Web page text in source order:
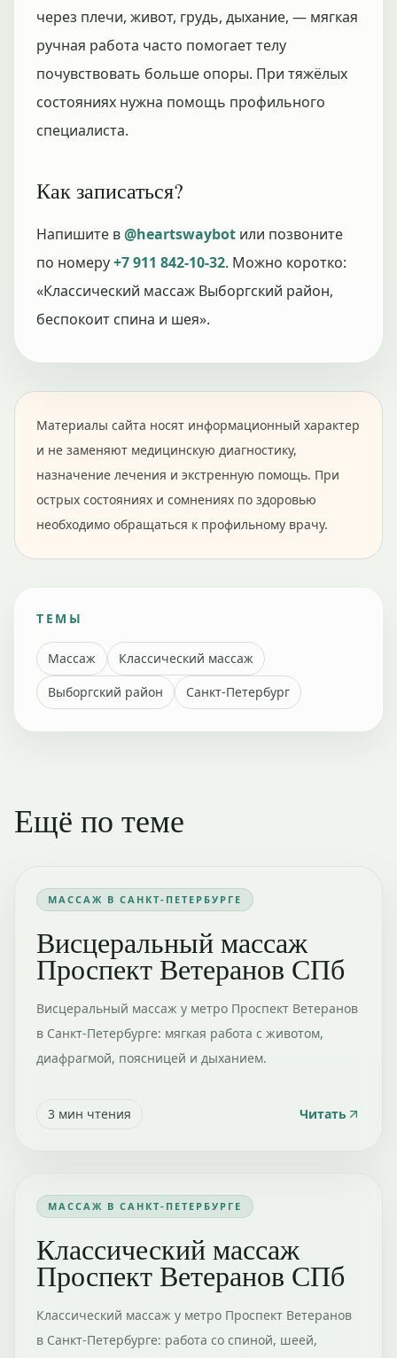
через плечи, живот, грудь, дыхание, — мягкая
ручная работа часто помогает телу
почувствовать больше опоры. При тяжёлых
состояниях нужна помощь профильного
специалиста.
Как записаться?
Напишите в@heartswaybot или позвоните
по номеру+7 911 842-10-32. Можно коротко:
«Классический массаж Выборгский район,
беспокоит спина и шея».
Материалы сайта носят информационный характер
и не заменяют медицинскую диагностику,
назначение лечения и экстренную помощь. При
острых состояниях и сомнениях по здоровью
необходимо обращаться к профильному врачу.
ТЕМЫ
Массаж
Классический массаж
Выборгский район
Санкт-Петербург
Ещё по теме
МАССАЖ В САНКТ-ПЕТЕРБУРГЕ
Висцеральный массаж
Проспект Ветеранов СПб
Висцеральный массаж у метро Проспект Ветеранов
в Санкт-Петербурге: мягкая работа с животом,
диафрагмой, поясницей и дыханием.
3 мин чтения Читать
МАССАЖ В САНКТ-ПЕТЕРБУРГЕ
Классический массаж
Проспект Ветеранов СПб
Классический массаж у метро Проспект Ветеранов
в Санкт-Петербурге: работа со спиной, шеей,